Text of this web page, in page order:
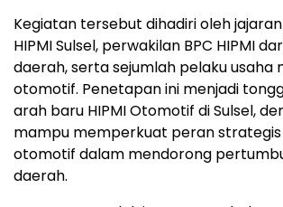
Kegiatan tersebut dihadiri oleh
HIPMI Sulsel, perwakilan BPC HIPMI
daerah, serta sejumlah pelaku usaha
otomotif. Penetapan ini menjadi
arah baru HIPMI Otomotif di Sulsel,
mampu memperkuat peran
otomotif dalam mendorong
daerah.